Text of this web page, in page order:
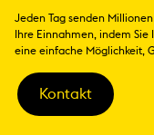
Jeden Tag senden
Ihre Einnahmen, indem
eine einfache Möglichkeit,
Kontakt